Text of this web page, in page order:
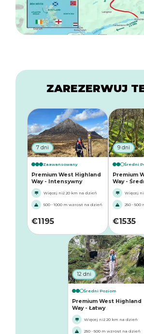
ZAREZERWUJ
7 dni
Zaawansowany
Premium West Highland
Way - Intensywny
Więcej niż 20 km na dzień
500 - 1000 m wzrost na dzień
€1195
9 dni
Średni
Premium
Way -
Więcej
250 -
€1535
12 dni
Średni Poziom
Premium West Highland
Way - Łatwy
Więcej niż 20 km na dzień
250 - 500 m wzrost na dzień